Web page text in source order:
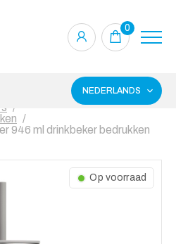
0
NEDERLANDS
946 ml drinkbeker bedrukken
Op voorraad